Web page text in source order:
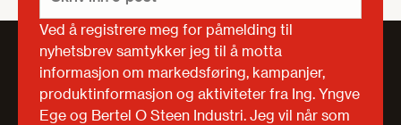
Ved å registrere meg for påmelding til
nyhetsbrev samtykker jeg til å motta
informasjon om markedsføring, kampanjer,
produktinformasjon og aktiviteter fra Ing. Yngve
Ege og Bertel O Steen Industri. Jeg vil når som